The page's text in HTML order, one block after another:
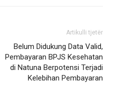
Artikulli tjetër
Belum Didukung Data Valid,
Pembayaran BPJS Kesehatan
di Natuna Berpotensi Terjadi
Kelebihan Pembayaran